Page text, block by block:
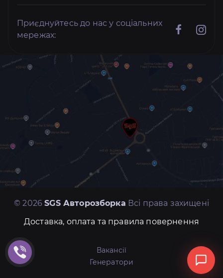
Приєднуйтесь до нас у соціальних
мережах:
© 2026SGS Авторозборка Всі права захищені
Доставка, оплата та правила повернення
Вакансії
Генератори